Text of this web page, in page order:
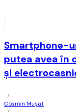
Smartphone-
putea avea în
şi
/
Cosmin Mușat